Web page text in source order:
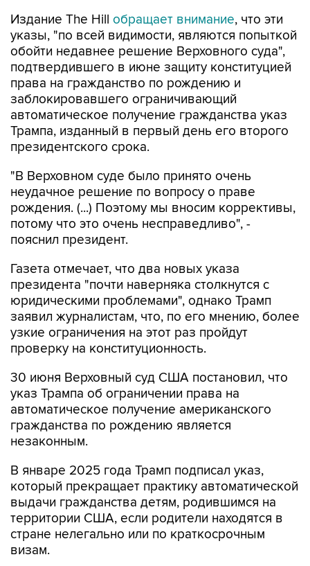
Издание The Hill обращает внимание, что эти
указы, "по всей видимости, являются попыткой
обойти недавнее решение Верховного суда",
подтвердившего в июне защиту конституцией
права на гражданство по рождению и
заблокировавшего ограничивающий
автоматическое получение гражданства указ
Трампа, изданный в первый день его второго
президентского срока.
"В Верховном суде было принято очень
неудачное решение по вопросу о праве
рождения. (...) Поэтому мы вносим коррективы,
потому что это очень несправедливо", -
пояснил президент.
Газета отмечает, что два новых указа
президента "почти наверняка столкнутся с
юридическими проблемами", однако Трамп
заявил журналистам, что, по его мнению, более
узкие ограничения на этот раз пройдут
проверку на конституционность.
30 июня Верховный суд США постановил, что
указ Трампа об ограничении права на
автоматическое получение американского
гражданства по рождению является
незаконным.
В январе 2025 года Трамп подписал указ,
который прекращает практику автоматической
выдачи гражданства детям, родившимся на
территории США, если родители находятся в
стране нелегально или по краткосрочным
визам.